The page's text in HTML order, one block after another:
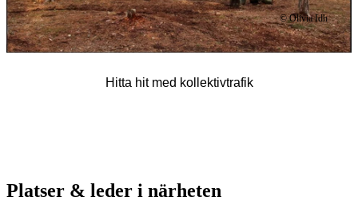
© Olivia Idh
Hitta hit med kollektivtrafik
Platser & leder i närheten